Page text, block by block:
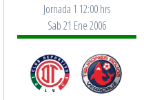
Jornada 1 12:00 hrs
Sab 21 Ene 2006